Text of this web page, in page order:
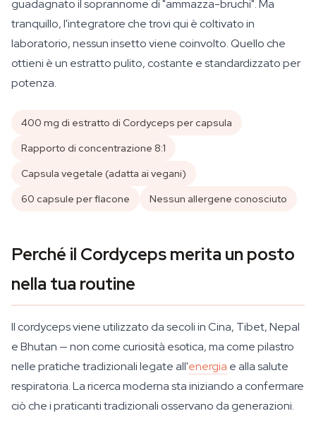
guadagnato il soprannome di "ammazza-bruchi". Ma
tranquillo, l'integratore che trovi qui è coltivato in
laboratorio, nessun insetto viene coinvolto. Quello che
ottieni è un estratto pulito, costante e standardizzato per
potenza.
400 mg di estratto di Cordyceps per capsula
Rapporto di concentrazione 8:1
Capsula vegetale (adatta ai vegani)
60 capsule per flacone
Nessun allergene conosciuto
Perché il Cordyceps merita un posto
nella tua routine
Il cordyceps viene utilizzato da secoli in Cina, Tibet, Nepal
e Bhutan — non come curiosità esotica, ma come pilastro
nelle pratiche tradizionali legate all'energia e alla salute
respiratoria. La ricerca moderna sta iniziando a confermare
ciò che i praticanti tradizionali osservano da generazioni.